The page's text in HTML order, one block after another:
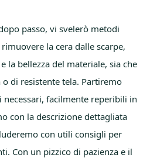
passo, vi svelerò metodi
la cera dalle scarpe,
la bellezza del materiale, sia che
di resistente tela. Partiremo
necessari, facilmente reperibili in
con la descrizione dettagliata
con utili consigli per
Con un pizzico di pazienza e il